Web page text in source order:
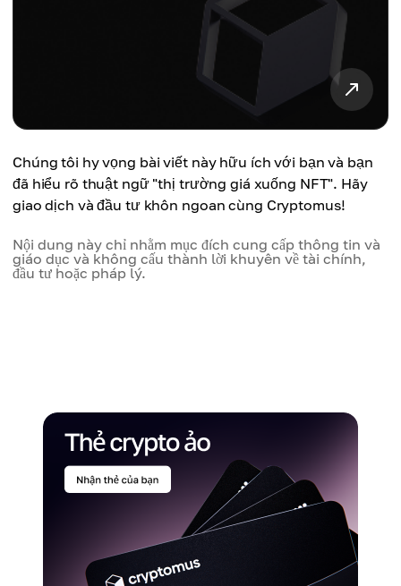
Chúng tôi hy vọng bài viết này hữu ích với bạn và bạn
đã hiểu rõ thuật ngữ "thị trường giá xuống NFT". Hãy
giao dịch và đầu tư khôn ngoan cùng Cryptomus!
Nội dung này chỉ nhằm mục đích cung cấp thông tin và
giáo dục và không cấu thành lời khuyên về tài chính,
đầu tư hoặc pháp lý.